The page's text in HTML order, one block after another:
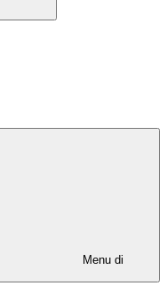
Menu di